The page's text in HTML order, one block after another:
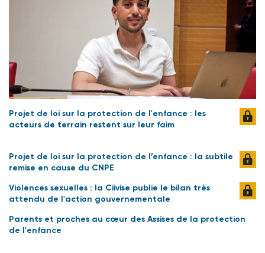
Projet de loi sur la protection de l'enfance : les
acteurs de terrain restent sur leur faim
Projet de loi sur la protection de l’enfance : la subtile
remise en cause du CNPE
Violences sexuelles : la Ciivise publie le bilan très
attendu de l'action gouvernementale
Parents et proches au cœur des Assises de la protection
de l'enfance